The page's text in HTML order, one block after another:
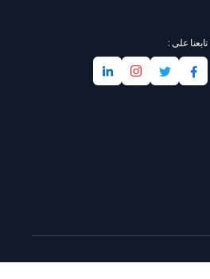
تابعنا على :